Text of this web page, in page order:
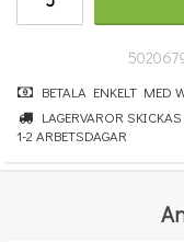
BETALA ENKELT MED
LAGERVAROR
1-2 ARBETSDAGAR